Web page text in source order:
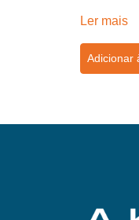
Ler mais
Adicionar